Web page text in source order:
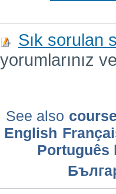
Sık sorulan
yorumlarınız
See also
English
Português